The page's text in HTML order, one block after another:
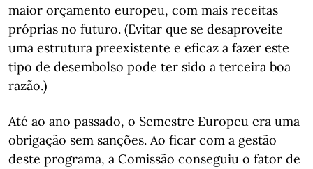
maior orçamento europeu, com mais receitas
próprias no futuro. (Evitar que se desaproveite
uma estrutura preexistente e eficaz a fazer este
tipo de desembolso pode ter sido a terceira boa
razão.)
Até ao ano passado, o Semestre Europeu era uma
obrigação sem sanções. Ao ficar com a gestão
deste programa, a Comissão conseguiu o fator de